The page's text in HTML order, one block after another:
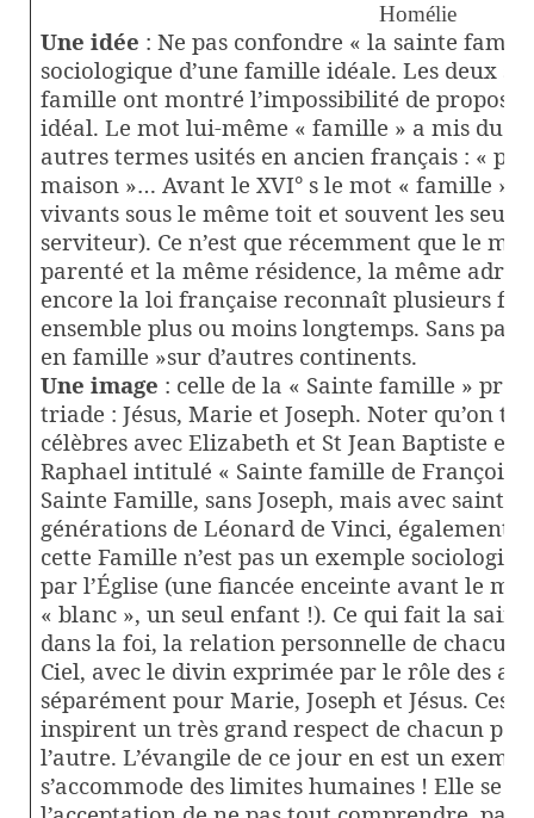
Homélie
Une idée : Ne pas confondre « la sainte
sociologique d’une famille idéale. Les deux
famille ont montré l’impossibilité de
idéal. Le mot lui-même « famille » a mis du
autres termes usités en ancien français : «
maison »… Avant le XVI° s le mot « famille »
vivants sous le même toit et souvent les seuls
serviteur). Ce n’est que récemment que le
parenté et la même résidence, la même
encore la loi française reconnaît plusieurs
ensemble plus ou moins longtemps. Sans
en famille »sur d’autres continents.
Une image : celle de la « Sainte famille »
triade : Jésus, Marie et Joseph. Noter qu’on
célèbres avec Elizabeth et St Jean Baptiste et
Raphael intitulé « Sainte famille de François
Sainte Famille, sans Joseph, mais avec sainte
générations de Léonard de Vinci, également
cette Famille n’est pas un exemple
par l’Église (une fiancée enceinte avant le
« blanc », un seul enfant !). Ce qui fait la
dans la foi, la relation personnelle de
Ciel, avec le divin exprimée par le rôle des
séparément pour Marie, Joseph et Jésus. Ces
inspirent un très grand respect de chacun
l’autre. L’évangile de ce jour en est un
s’accommode des limites humaines ! Elle se